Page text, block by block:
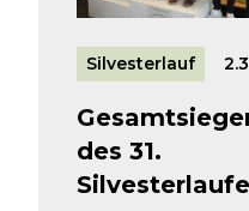
Silvesterlauf
des 31.